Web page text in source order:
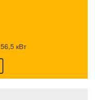
56,5 кВт